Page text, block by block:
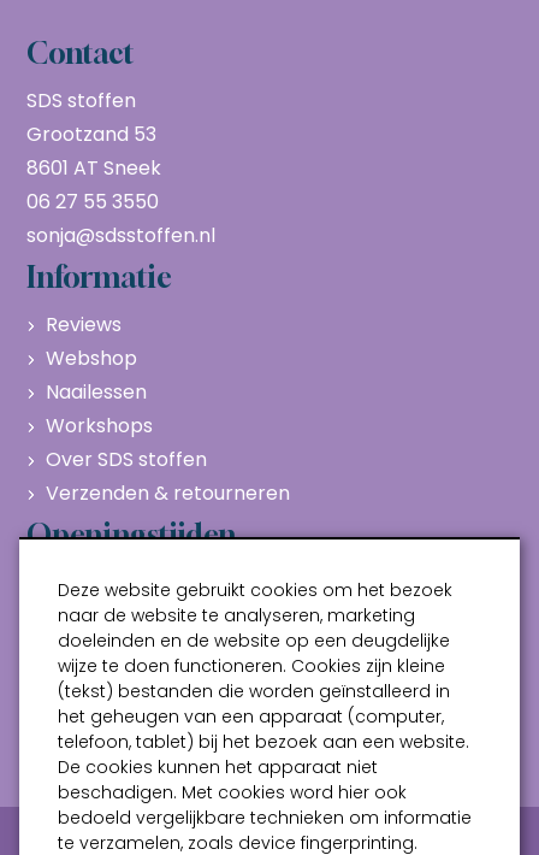
Contact
SDS stoffen
Grootzand 53
8601 AT Sneek
06 27 55 3550
sonja@sdsstoffen.nl
Informatie
Reviews
Webshop
Naailessen
Workshops
Over SDS stoffen
Verzenden & retourneren
Openingstijden
Maandag
Gesloten
Dinsdag
10:00 - 17:00
Woensdag
10:00 - 17:00
Donderdag
10:00 - 17:00
Vrijdag
10:00 - 17:00
Zaterdag
10:00 - 17:00
Privacy verklaring Algemene voorwaarden
Deze website gebruikt cookies om het bezoek
naar de website te analyseren, marketing
doeleinden en de website op een deugdelijke
wijze te doen functioneren. Cookies zijn kleine
(tekst) bestanden die worden geïnstalleerd in
het geheugen van een apparaat (computer,
telefoon, tablet) bij het bezoek aan een website.
De cookies kunnen het apparaat niet
beschadigen. Met cookies word hier ook
bedoeld vergelijkbare technieken om informatie
te verzamelen, zoals device fingerprinting.